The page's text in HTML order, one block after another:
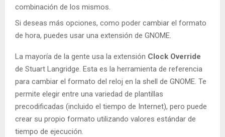
combinación de los mismos.
Si deseas más opciones, como poder cambiar el formato
de hora, puedes usar una extensión de GNOME.
La mayoría de la gente usa la extensión Clock Override
de Stuart Langridge. Esta es la herramienta de referencia
para cambiar el formato del reloj en la shell de GNOME. Te
permite elegir entre una variedad de plantillas
precodificadas (incluido el tiempo de Internet), pero puede
crear su propio formato utilizando valores estándar de
tiempo de ejecución.